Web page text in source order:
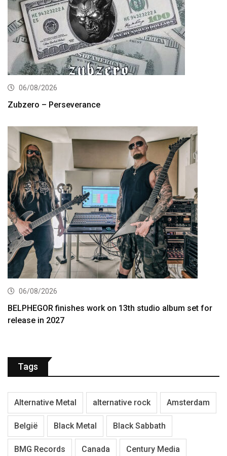
06/08/2026
Zubzero – Perseverance
06/08/2026
BELPHEGOR finishes work on 13th studio album set for
release in 2027
Tags
Alternative Metal alternative rock Amsterdam
België Black Metal Black Sabbath
BMG Records Canada Century Media